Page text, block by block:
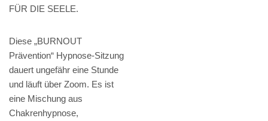
FÜR DIE SEELE.
Diese „BURNOUT
Prävention“ Hypnose-Sitzung
dauert ungefähr eine Stunde
und läuft über Zoom. Es ist
eine Mischung aus
Chakrenhypnose,